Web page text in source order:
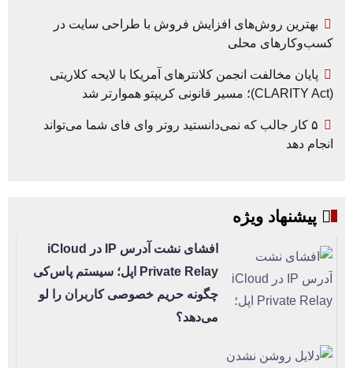
بهترین روش‌های افزایش فروش با طراحی سایت در
کسب‌وکارهای محلی
پایان مخالفت انجمن کلانترهای آمریکا با لایحه کلاریتی
(CLARITY Act)؛ مسیر قانونی کریپتو هموارتر شد
۵ کار جالب که نمی‌دانستید روتر وای فای شما می‌تواند
انجام دهد
پیشنهاد ویژه
افشای نشت آدرس IP در iCloud
Private Relay اپل؛ سیستم پاس‌کی
چگونه حریم خصوصی کاربران را لو
می‌دهد؟